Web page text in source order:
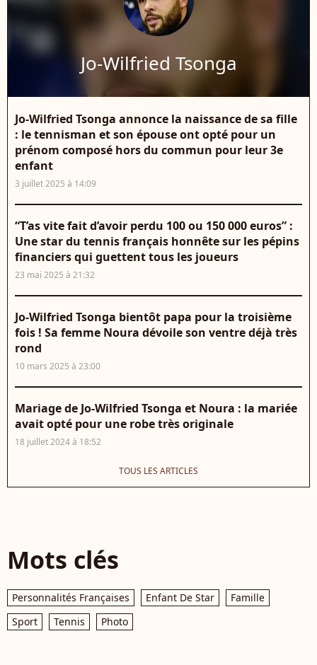
Jo-Wilfried Tsonga
Jo-Wilfried Tsonga annonce la naissance de sa fille
: le tennisman et son épouse ont opté pour un
prénom composé hors du commun pour leur 3e
enfant
3 juillet 2025 à 14:09
“T’as vite fait d’avoir perdu 100 ou 150 000 euros” :
Une star du tennis français honnête sur les pépins
financiers qui guettent tous les joueurs
23 mai 2025 à 21:32
Jo-Wilfried Tsonga bientôt papa pour la troisième
fois ! Sa femme Noura dévoile son ventre déjà très
rond
10 mars 2025 à 23:00
Mariage de Jo-Wilfried Tsonga et Noura : la mariée
avait opté pour une robe très originale
18 juillet 2024 à 18:52
TOUS LES ARTICLES
Mots clés
Personnalités Françaises Enfant De Star
Famille
Sport
Tennis Photo